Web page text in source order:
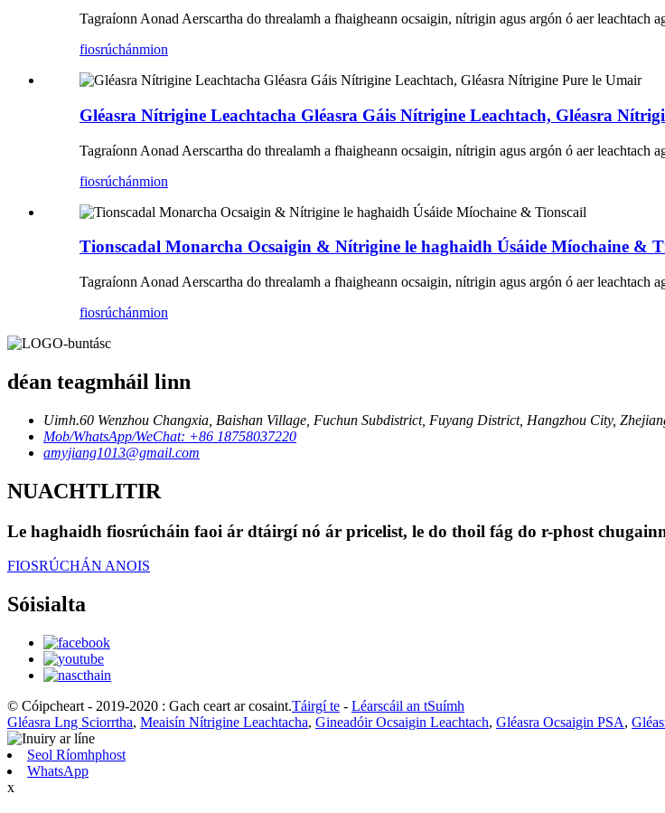
Tagraíonn Aonad Aerscartha do threalamh a fhaigheann ocsaigin, nítrigin agus argón ó aer leachtach
fiosrúchánmion
Gléasra Nítrigine Leachtacha Gléasra Gáis Nítrigine Leachtach, Gléasra
Tagraíonn Aonad Aerscartha do threalamh a fhaigheann ocsaigin, nítrigin agus argón ó aer leachtach
fiosrúchánmion
Tionscadal Monarcha Ocsaigin & Nítrigine le haghaidh Úsáide Míochaine &
Tagraíonn Aonad Aerscartha do threalamh a fhaigheann ocsaigin, nítrigin agus argón ó aer leachtach
fiosrúchánmion
déan teagmháil linn
Uimh.60 Wenzhou Changxia, Baishan Village, Fuchun Subdistrict, Fuyang District, Hangzhou City,
Mob/WhatsApp/WeChat: +86 18758037220
amyjiang1013@gmail.com
NUACHTLITIR
Le haghaidh fiosrúcháin faoi ár dtáirgí nó ár pricelist, le do thoil fág do r-phost
FIOSRÚCHÁN ANOIS
Sóisialta
© Cóipcheart - 2019-2020 : Gach ceart ar cosaint.Táirgí te - Léarscáil an tSuímh
Gléasra Lng Sciorrtha, Meaisín Nítrigine Leachtacha, Gineadóir Ocsaigin Leachtach, Gléasra Ocsaigin PSA,
Seol Ríomhphost
WhatsApp
x